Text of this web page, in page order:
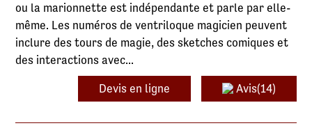
ou la marionnette est indépendante et parle par elle-
même. Les numéros de ventriloque magicien peuvent
inclure des tours de magie, des sketches comiques et
des interactions avec...
Devis en ligne Avis(14)